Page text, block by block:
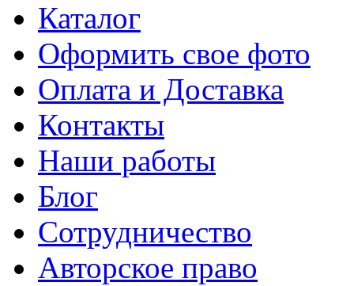
Каталог
Оформить свое фото
Оплата и Доставка
Контакты
Наши работы
Блог
Сотрудничество
Авторское право